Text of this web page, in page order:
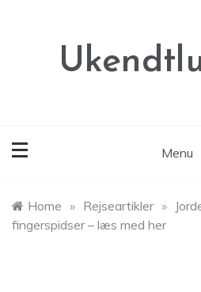
Menu
Home » Rejseartikler »
fingerspidser – læs med her